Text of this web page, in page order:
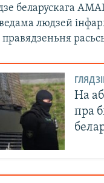
беларускага
людзей
На
пра